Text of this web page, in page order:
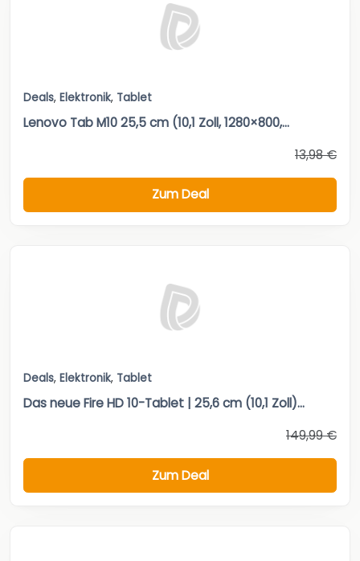
Deals, Elektronik, Tablet
Lenovo Tab M10 25,5 cm (10,1 Zoll, 1280×800,...
13,98 €
Zum Deal
Deals, Elektronik, Tablet
Das neue Fire HD 10-Tablet | 25,6 cm (10,1 Zoll)...
149,99 €
Zum Deal